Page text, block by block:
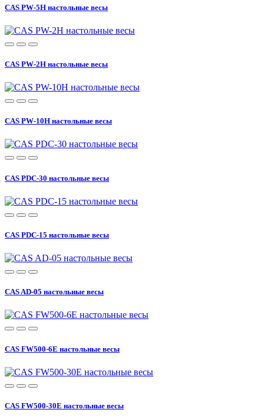
CAS PW-5H настольные весы
CAS PW-2H настольные весы
CAS PW-10H настольные весы
CAS PDC-30 настольные весы
CAS PDC-15 настольные весы
CAS AD-05 настольные весы
CAS FW500-6E настольные весы
CAS FW500-30E настольные весы